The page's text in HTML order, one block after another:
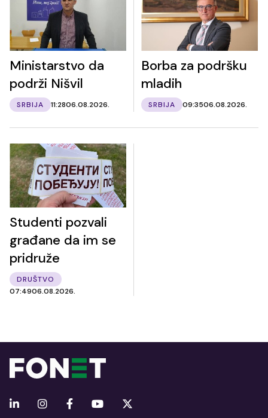
Ministarstvo da
podrži Nišvil
SRBIJA 11:2806.08.2026.
Borba za podršku
mladih
SRBIJA 09:3506.08.2026.
Studenti pozvali
građane da im se
pridruže
DRUŠTVO
07:4906.08.2026.